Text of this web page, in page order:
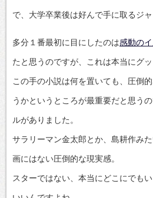
で、大学卒業後は好んで手に取るジャ
多分１番最初に目にしたのは感動の
たと思うのですが、これは本当にグッ
この手の小説は何を置いても、圧倒
うかというところが最重要だと思う
ルがありました。
サラリーマン金太郎とか、島耕作み
画にはない圧倒的な現実感。
スターではない、本当にどこにでも